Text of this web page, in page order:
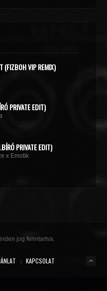
(FIZBOH VIP REMIX)
PRIVATE EDIT)
PRIVATE EDIT)
x Emotik
WHAT) (DJ.BÍRÓ PRIVATE EDIT)
jog fenntartva.
KAPCSOLAT